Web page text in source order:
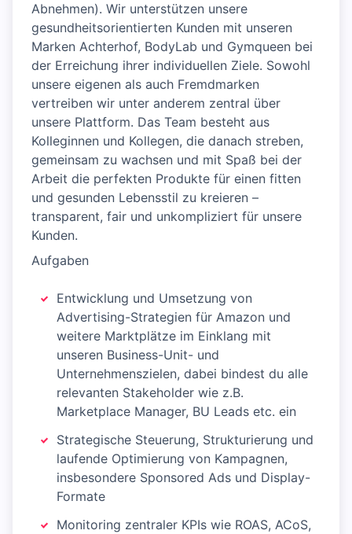
Abnehmen). Wir unterstützen unsere
gesundheitsorientierten Kunden mit unseren
Marken Achterhof, BodyLab und Gymqueen bei
der Erreichung ihrer individuellen Ziele. Sowohl
unsere eigenen als auch Fremdmarken
vertreiben wir unter anderem zentral über
unsere Plattform. Das Team besteht aus
Kolleginnen und Kollegen, die danach streben,
gemeinsam zu wachsen und mit Spaß bei der
Arbeit die perfekten Produkte für einen fitten
und gesunden Lebensstil zu kreieren –
transparent, fair und unkompliziert für unsere
Kunden.
Aufgaben
Entwicklung und Umsetzung von
Advertising-Strategien für Amazon und
weitere Marktplätze im Einklang mit
unseren Business-Unit- und
Unternehmenszielen, dabei bindest du alle
relevanten Stakeholder wie z.B.
Marketplace Manager, BU Leads etc. ein
Strategische Steuerung, Strukturierung und
laufende Optimierung von Kampagnen,
insbesondere Sponsored Ads und Display-
Formate
Monitoring zentraler KPIs wie ROAS, ACoS,